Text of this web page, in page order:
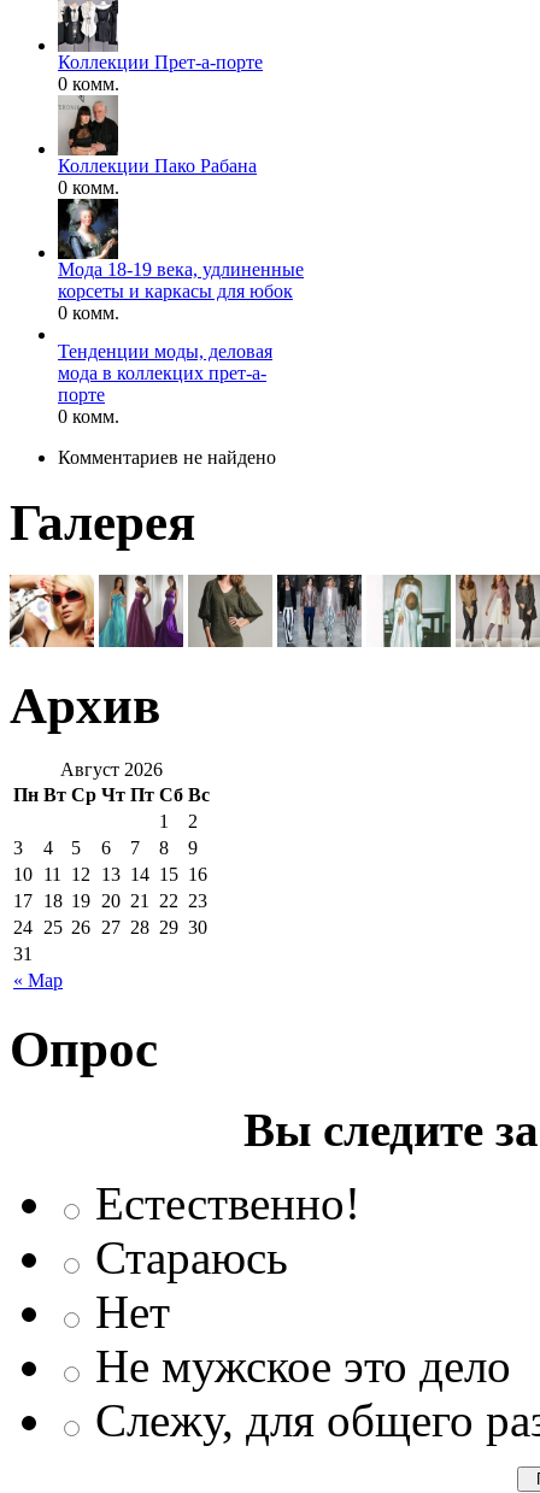
Коллекции Прет-а-порте
0 комм.
Коллекции Пако Рабана
0 комм.
Мода 18-19 века, удлиненные
корсеты и каркасы для юбок
0 комм.
Тенденции моды, деловая
мода в коллекцих прет-а-
порте
0 комм.
Комментариев не найдено
Галерея
Архив
Август 2026
Пн Вт Ср Чт Пт Сб Вс
« Мар
1
2
3
4 5 6 7 8
9
10 11 12 13 14 15 16
17 18 19 20 21 22 23
24 25 26 27 28 29 30
31
Опрос
Вы следите
Естественно!
Стараюсь
Нет
Не мужское это дело
Слежу, для общего